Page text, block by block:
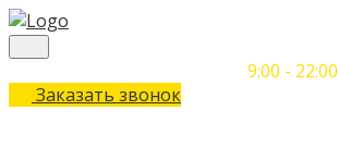
9:00 - 22:00
Заказать звонок